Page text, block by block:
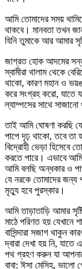
আমি তোমাদের সময়
থাকবে। মানবতা তখন
যিনি তুমাকে আর আমার
জাগ্রত হোক আদমের
স্বামীরা থালাম থেকে
থাকো, কারণ মহান ও
করে সংগ্রহ করো, যাতে
ল্যাম্পসের সাথে
তাই আমি ঘোষণা করছি
পাপে দৃঢ় থাকো, তবে তা
বিদ্রোহী ভেড়া হিসেবে
করতে পারে। এভাবে
আমি বলছি অন্ধকার ও
যে নরকে তোমাদের জন্য
মৃত্যু হবে পুরস্কার।
আমি তাড়াতাড়ি আমার
মাঠে পরিণত হয় যেখানে
বাসিন্দারা সজাগ থাকুন
দ্বারা দেখা হয় নি,
পথ গ্রহণ করুন যা
বাবা: ঈসা মেসিহ, ভালো